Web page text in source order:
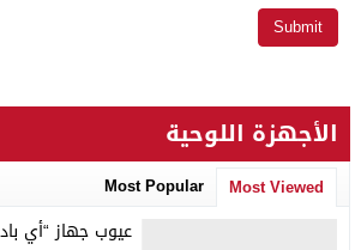
الأجهزة اللوحية
Most Viewed
Most Popular
عيوب جهاز “أي باد 2”